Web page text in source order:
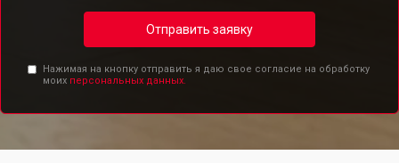
Отправить заявку
Нажимая на кнопку отправить я даю свое согласие на обработку
моих персональных данных.